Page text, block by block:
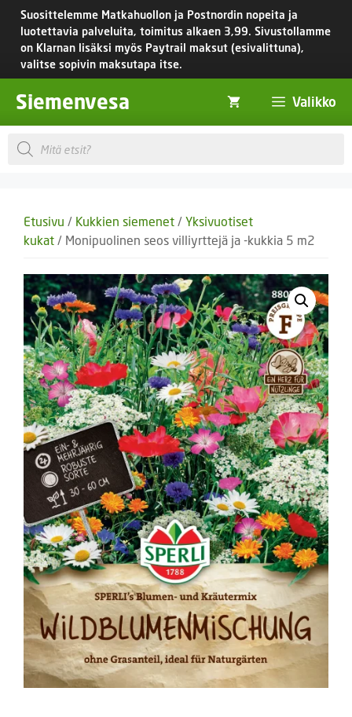
Siirry
sisältöön
Suosittelemme Matkahuollon ja Postnordin nopeita ja
luotettavia palveluita, toimitus alkaen 3,99. Sivustollamme
on Klarnan lisäksi myös Paytrail maksut (esivalittuna),
valitse sopivin maksutapa itse.
Siemenvesa Valikko
Products
search
Etusivu / Kukkien siemenet / Yksivuotiset
kukat / Monipuolinen seos villiyrttejä ja -kukkia 5 m2